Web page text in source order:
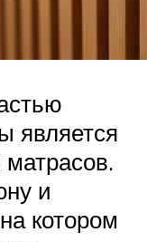
является
и
котором